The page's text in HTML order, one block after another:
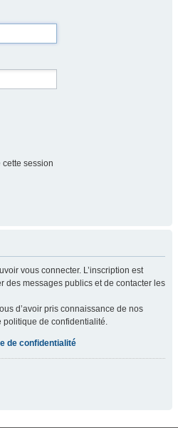
cette session
vous connecter. L’inscription est
des messages publics et de contacter les
d’avoir pris connaissance de nos
politique de confidentialité.
de confidentialité